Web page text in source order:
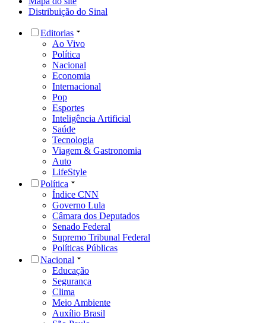
Distribuição do Sinal
Editorias
Ao Vivo
Política
Nacional
Economia
Internacional
Pop
Esportes
Inteligência Artificial
Saúde
Tecnologia
Viagem & Gastronomia
Auto
LifeStyle
Política
Índice CNN
Governo Lula
Câmara dos Deputados
Senado Federal
Supremo Tribunal Federal
Políticas Públicas
Nacional
Educação
Segurança
Clima
Meio Ambiente
Auxílio Brasil